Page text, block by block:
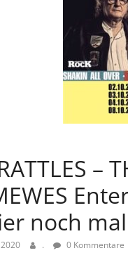
–
noch
. 0 Kommentare